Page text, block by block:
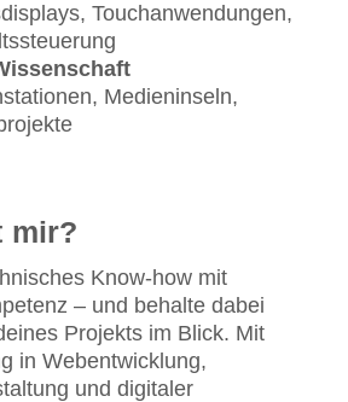
Touchanwendungen,
Medieninseln,
mir?
Know-how mit
– und behalte dabei
Projekts im Blick. Mit
in Webentwicklung,
und digitaler